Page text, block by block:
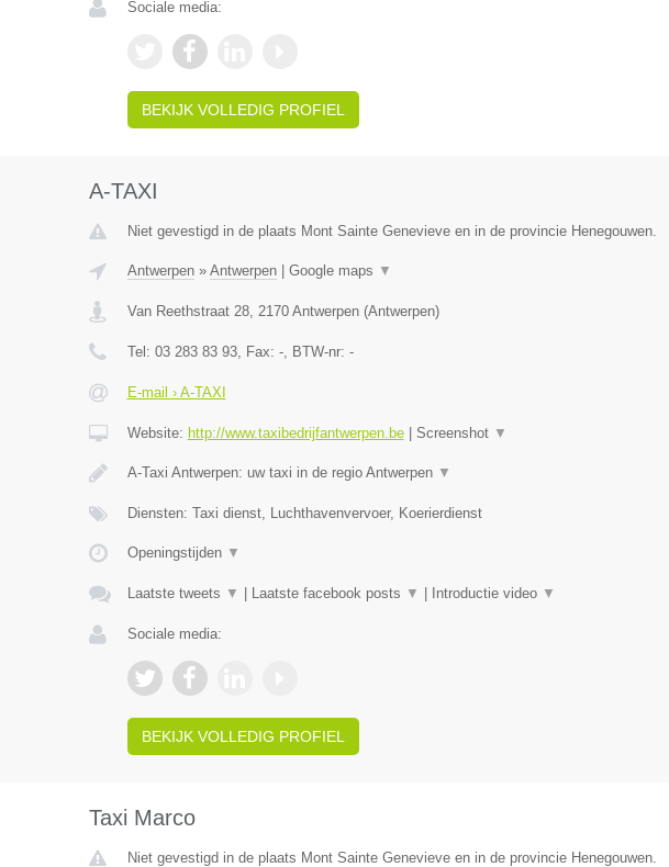
Sociale media:
BEKIJK VOLLEDIG PROFIEL
A-TAXI
Niet gevestigd in de plaats Mont Sainte Genevieve en in de provincie Henegouwen.
Antwerpen» Antwerpen| Google maps ▼
Van Reethstraat 28, 2170 Antwerpen(Antwerpen)
Tel: 03 283 83 93, Fax: -, BTW-nr: -
E-mail › A-TAXI
Website: http://www.taxibedrijfantwerpen.be| Screenshot ▼
A-Taxi Antwerpen: uw taxi in de regio Antwerpen ▼
Diensten: Taxi dienst, Luchthavenvervoer, Koerierdienst
Openingstijden ▼
Laatste tweets ▼ Laatste facebook posts ▼ Introductie video ▼
Sociale media:
BEKIJK VOLLEDIG PROFIEL
Taxi Marco
Niet gevestigd in de plaats Mont Sainte Genevieve en in de provincie Henegouwen.